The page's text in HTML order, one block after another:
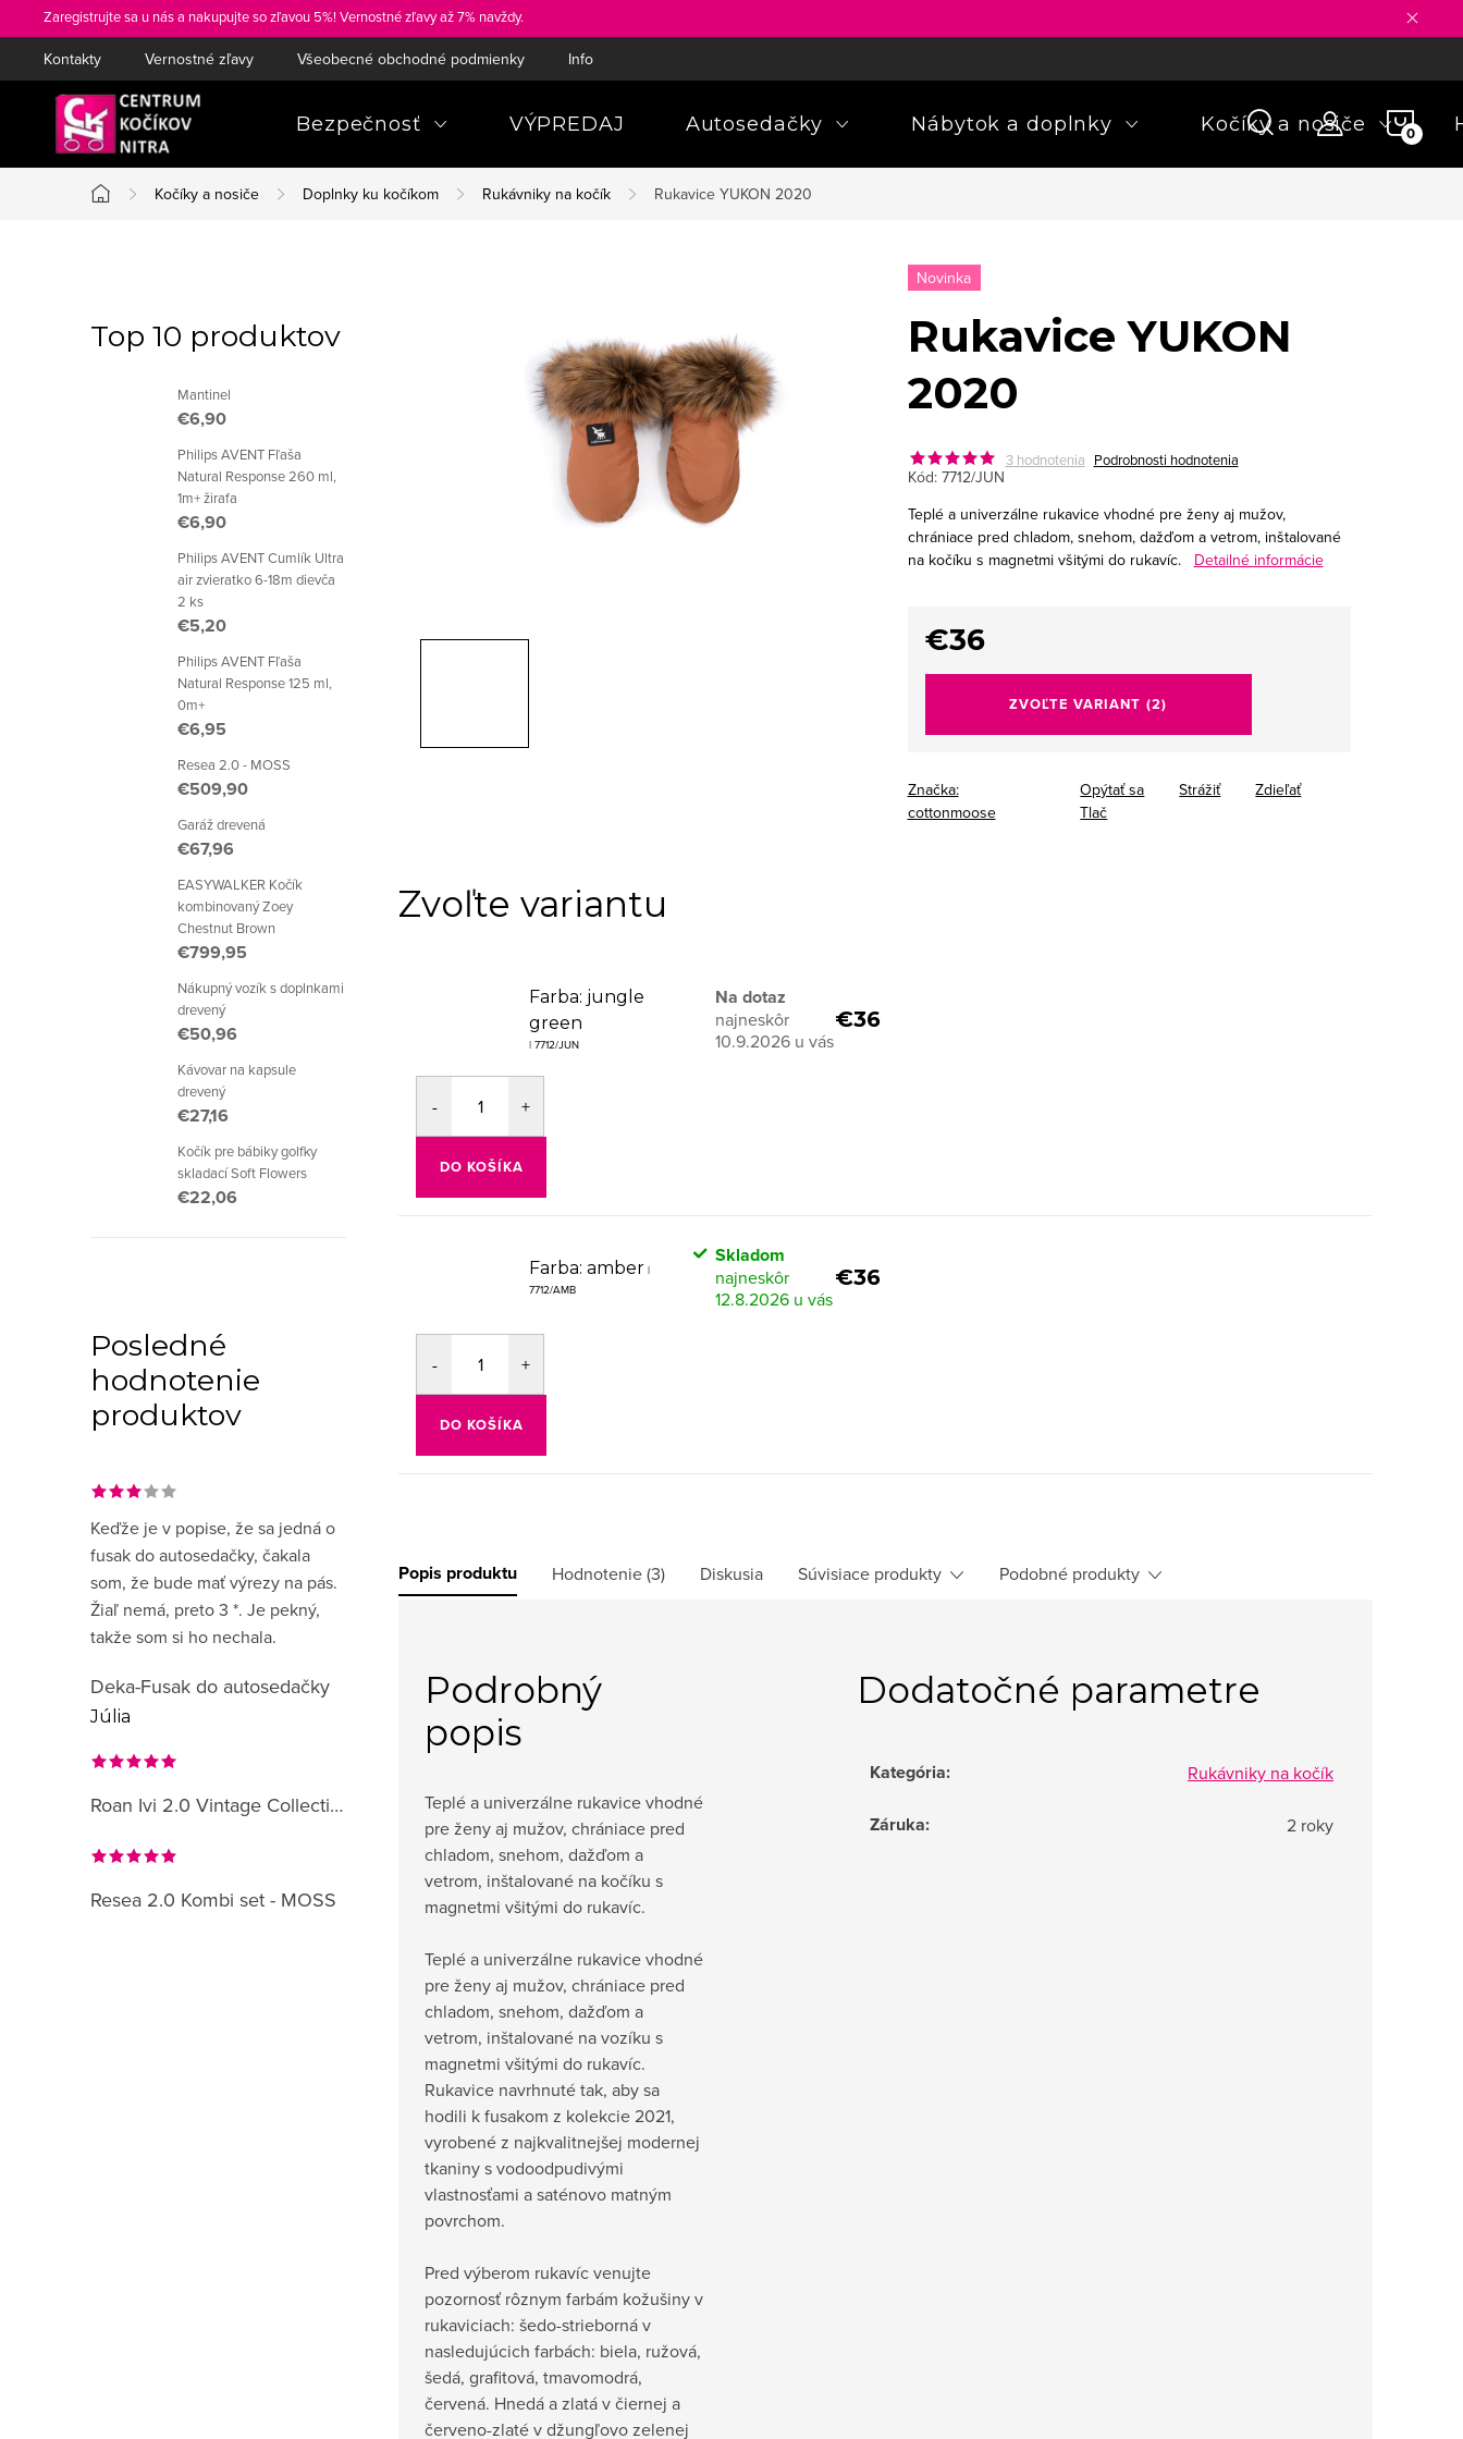
na
Zaregistrujte sa u nás a nakupujte so zľavou 5%! Vernostné zľavy až 7% navždy.
Kontakty Vernostné zľavy Všeobecné obchodné podmienky Informácie a poučenia pre spotrebiteľa
Bezpečnosť VÝPREDAJ Autosedačky Nábytok a doplnky Kočíky a nosiče
Domov
Kočíky a nosiče Doplnky ku kočíkom Rukávniky na kočík Rukavice YUKON 2020
o
Top 10 produktov
Mantinel
€6,90
Philips AVENT Fľaša
Natural Response 260 ml,
1m+ žirafa
€6,90
Philips AVENT Cumlík Ultra
air zvieratko 6-18m dievča
2 ks
€5,20
Philips AVENT Fľaša
Natural Response 125 ml,
0m+
€6,95
Resea 2.0 - MOSS
€509,90
Garáž drevená
€67,96
EASYWALKER Kočík
kombinovaný Zoey
Chestnut Brown
€799,95
Nákupný vozík s doplnkami
drevený
€50,96
Kávovar na kapsule
drevený
€27,16
Kočík pre bábiky golfky
skladací Soft Flowers
€22,06
Posledné
hodnotenie
produktov
Keďže je v popise, že sa jedná o
fusak do autosedačky, čakala
som, že bude mať výrezy na pás.
Žiaľ nemá, preto 3 *. Je pekný,
takže som si ho nechala.
Deka-Fusak do autosedačky
Júlia
Roan Ivi 2.0 Vintage Collection
Resea 2.0 Kombi set - MOSS
Novinka
Rukavice YUKON
2020
3 hodnotenia Podrobnosti hodnotenia
Kód: 7712/JUN
Teplé a univerzálne rukavice vhodné pre ženy aj mužov,
chrániace pred chladom, snehom, dažďom a vetrom, inštalované
na kočíku s magnetmi všitými do rukavíc.
Detailné informácie
€36
Jednotková
ZVOĽTE VARIANT (2)
Značka:
cottonmoose
Tlač
Opýtať sa Strážiť Zdieľať
Farba: jungle
green
| 7712/JUN
Na dotaz
10.9.2026
€36
DO KOŠÍKA
Farba: amber |
7712/AMB
Skladom
12.8.2026
€36
DO KOŠÍKA
Popis produktu Hodnotenie (3) Diskusia Súvisiace produkty Podobné produkty
Podrobný
popis
Teplé a univerzálne rukavice vhodné
pre ženy aj mužov, chrániace pred
chladom, snehom, dažďom a
vetrom, inštalované na kočíku s
magnetmi všitými do rukavíc.
Teplé a univerzálne rukavice vhodné
pre ženy aj mužov, chrániace pred
chladom, snehom, dažďom a
vetrom, inštalované na vozíku s
magnetmi všitými do rukavíc.
Rukavice navrhnuté tak, aby sa
hodili k fusakom z kolekcie 2021,
vyrobené z najkvalitnejšej modernej
tkaniny s vodoodpudivými
vlastnosťami a saténovo matným
povrchom.
Pred výberom rukavíc venujte
pozornosť rôznym farbám kožušiny v
rukaviciach: šedo-strieborná v
nasledujúcich farbách: biela, ružová,
šedá, grafitová, tmavomodrá,
červená. Hnedá a zlatá v čiernej a
červeno-zlaté v džungľovo zelenej
Dodatočné parametre
Kategória: Rukávniky na kočík
Záruka: 2 roky